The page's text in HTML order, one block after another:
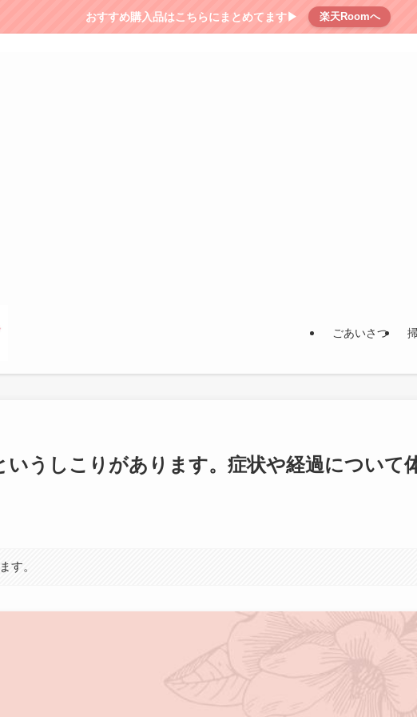
おすすめ購入品はこちらにまとめてます▶︎ 楽天Roomへ
ごあいさつ
いうしこりがあります。症状や経過について
す。